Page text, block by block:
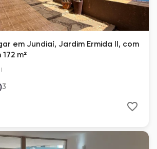
em Jundiaí, Jardim Ermida II, com
m²
3